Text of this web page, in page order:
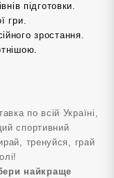
підготовки.
гри.
зростання.
по всій Україні,
спортивний
тренуйся, грай
найкраще